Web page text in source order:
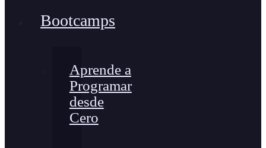
Bootcamps
Aprende a
Programar
desde
Cero